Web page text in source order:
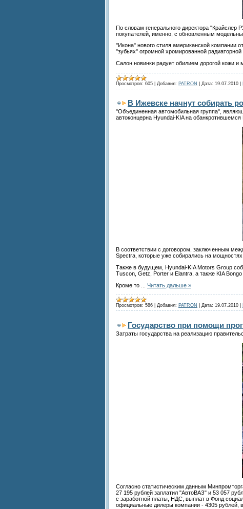
По словам генерального директора "Крайслер
покупателей, именно, с обновленным
"Икона" нового стиля американской компании
"зубьях" огромной хромированной радиаторной
Салон новинки радует обилием дорогой кожи и
Просмотров: 605 Добавил: PATRON Дата: 19.07.2010
В Ижевске начнут собирать
"Объединенная автомобильная группа",
автоконцерна Hyundai-KIA на обанкротившемся
В соответствии с договором, заключенным
Spectra, которые уже собирались на
Также в будущем, Hyundai-KIA Motors Group
Tuscon, Getz, Porter и Elantra, а также KIA Bongo
Кроме то
Читать дальше »
Просмотров: 586 Добавил: PATRON Дата: 19.07.2010
Государство при помощи
Затраты государства на реализацию
Согласно статистическим данным
27 195 рублей заплатил "АвтоВАЗ" и 53 057
с заработной платы, НДС, выплат в Фонд
официальные дилеры компании - 4305 рублей,